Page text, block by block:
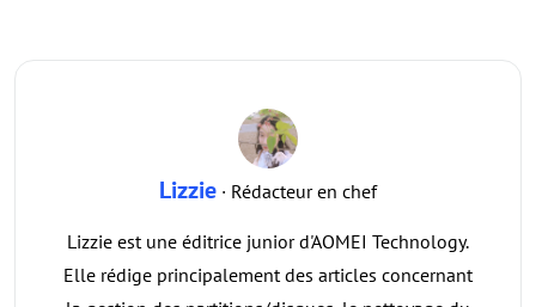
Lizzie · Rédacteur en chef
Lizzie est une éditrice junior d'AOMEI Technology.
Elle rédige principalement des articles concernant